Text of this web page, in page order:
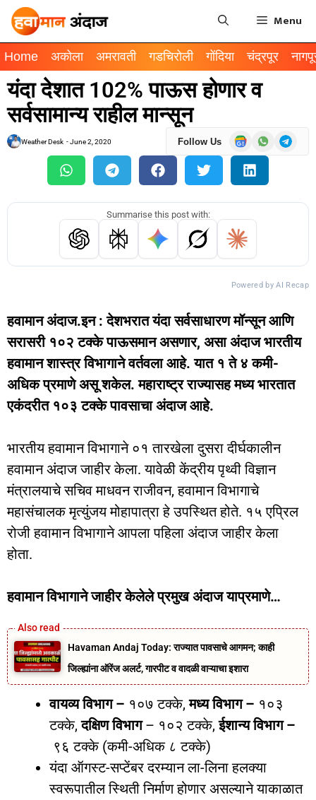
Menu
Home अकोला अमरावती गडचिरोली गोंदिया चंद्रपूर
यंदा देशात 102% पाऊस होणार व
सर्वसामान्य राहील मान्सून
Weather Desk -June 2, 2020 Follow Us
Summarise this post with:
Powered by AI Recap
हवामान अंदाज.इन : देशभरात यंदा सर्वसाधारण मॉन्सून आणि
सरासरी १०२ टक्के पाऊसमान असणार, असा अंदाज भारतीय
हवामान शास्त्र विभागाने वर्तवला आहे. यात १ ते ४ कमी-
अधिक प्रमाणे असू शकेल. महाराष्ट्र राज्यासह मध्य भारतात
एकंदरीत १०३ टक्के पावसाचा अंदाज आहे.
भारतीय हवामान विभागाने ०१ तारखेला दुसरा दीर्घकालीन
हवामान अंदाज जाहीर केला. यावेळी केंद्रीय पृथ्वी विज्ञान
मंत्रालयाचे सचिव माधवन राजीवन, हवामान विभागाचे
महासंचालक मृत्युंजय मोहापात्रा हे उपस्थित होते. १५ एप्रिल
रोजी हवामान विभागाने आपला पहिला अंदाज जाहीर केला
होता.
हवामान विभागाने जाहीर केलेले प्रमुख अंदाज याप्रमाणे…
Havaman Andaj Today: राज्यात पावसाचे आगमन; काही
जिल्ह्यांना ऑरेंज अलर्ट, गारपीट व वादळी वाऱ्याचा इशारा
वायव्य विभाग – १०७ टक्के,मध्य विभाग – १०३
टक्के,दक्षिण विभाग– १०२ टक्के,ईशान्य विभाग –
९६ टक्के (कमी-अधिक ८ टक्के)
यंदा ऑगस्ट-सप्टेंबर दरम्यान ला-लिना हलक्या
स्वरूपातील स्थिती निर्माण होणार असल्याने याकाळात